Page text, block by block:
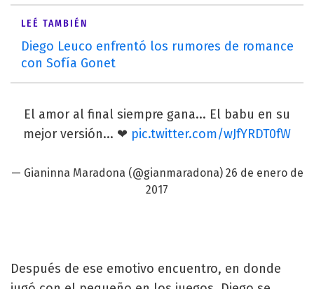
LEÉ TAMBIÉN
Diego Leuco enfrentó los rumores de romance
con Sofía Gonet
El amor al final siempre gana... El babu en su
mejor versión... ❤ pic.twitter.com/wJfYRDT0fW
— Gianinna Maradona (@gianmaradona) 26 de enero de
2017
Después de ese emotivo encuentro, en donde